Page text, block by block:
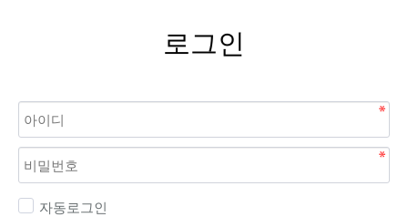
로그인
자동로그인